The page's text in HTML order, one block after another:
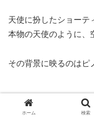
天使に扮したショーテ
本物の天使のように、
その背景に映るのはピ
ホーム 検索